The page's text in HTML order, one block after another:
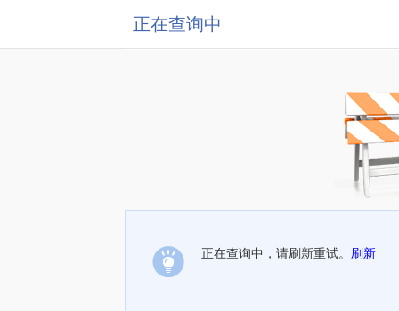
正在查询中
正在查询中，请刷新重试。 刷新